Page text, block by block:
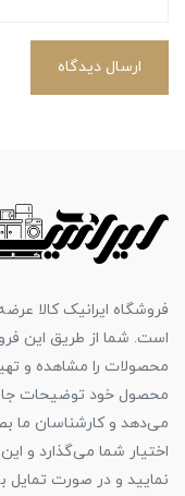
ارسال دیدگاه
فروشگاه ایرانیک کالا
است. شما از طریق این
محصولات را مشاهده و
محصول خود توضیحات
می‌دهد و کارشناسان ما
اختیار شما می‌گذارد و
نمایید و در صورت تمایل